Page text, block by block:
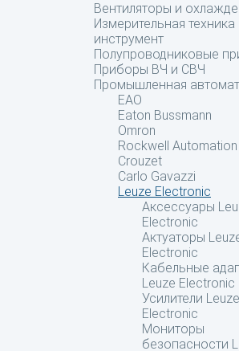
Вентиляторы и
Измерительная техника
инструмент
Полупроводниковые
Приборы ВЧ и СВЧ
Промышленная
EAO
Eaton Bussmann
Omron
Rockwell Automation
Crouzet
Carlo Gavazzi
Leuze Electronic
Аксессуары
Electronic
Актуаторы
Electronic
Кабельные
Leuze Electronic
Усилители Leuze
Electronic
Мониторы
безопасности